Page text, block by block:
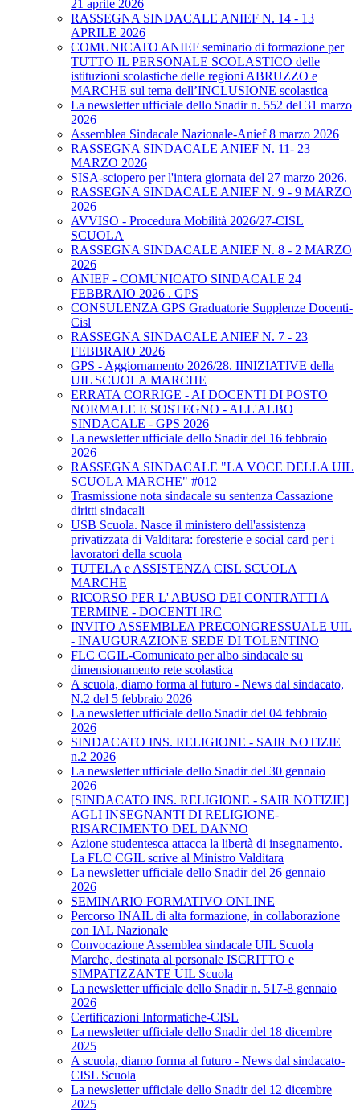
21 aprile 2026
RASSEGNA SINDACALE ANIEF N. 14 - 13
APRILE 2026
COMUNICATO ANIEF seminario di formazione per
TUTTO IL PERSONALE SCOLASTICO delle
istituzioni scolastiche delle regioni ABRUZZO e
MARCHE sul tema dell’INCLUSIONE scolastica
La newsletter ufficiale dello Snadir n. 552 del 31 marzo
2026
Assemblea Sindacale Nazionale-Anief 8 marzo 2026
RASSEGNA SINDACALE ANIEF N. 11- 23
MARZO 2026
SISA-sciopero per l'intera giornata del 27 marzo 2026.
RASSEGNA SINDACALE ANIEF N. 9 - 9 MARZO
2026
AVVISO - Procedura Mobilità 2026/27-CISL
SCUOLA
RASSEGNA SINDACALE ANIEF N. 8 - 2 MARZO
2026
ANIEF - COMUNICATO SINDACALE 24
FEBBRAIO 2026 . GPS
CONSULENZA GPS Graduatorie Supplenze Docenti-
Cisl
RASSEGNA SINDACALE ANIEF N. 7 - 23
FEBBRAIO 2026
GPS - Aggiornamento 2026/28. IINIZIATIVE della
UIL SCUOLA MARCHE
ERRATA CORRIGE - AI DOCENTI DI POSTO
NORMALE E SOSTEGNO - ALL'ALBO
SINDACALE - GPS 2026
La newsletter ufficiale dello Snadir del 16 febbraio
2026
RASSEGNA SINDACALE "LA VOCE DELLA UIL
SCUOLA MARCHE" #012
Trasmissione nota sindacale su sentenza Cassazione
diritti sindacali
USB Scuola. Nasce il ministero dell'assistenza
privatizzata di Valditara: foresterie e social card per i
lavoratori della scuola
TUTELA e ASSISTENZA CISL SCUOLA
MARCHE
RICORSO PER L' ABUSO DEI CONTRATTI A
TERMINE - DOCENTI IRC
INVITO ASSEMBLEA PRECONGRESSUALE UIL
- INAUGURAZIONE SEDE DI TOLENTINO
FLC CGIL-Comunicato per albo sindacale su
dimensionamento rete scolastica
A scuola, diamo forma al futuro - News dal sindacato,
N.2 del 5 febbraio 2026
La newsletter ufficiale dello Snadir del 04 febbraio
2026
SINDACATO INS. RELIGIONE - SAIR NOTIZIE
n.2 2026
La newsletter ufficiale dello Snadir del 30 gennaio
2026
[SINDACATO INS. RELIGIONE - SAIR NOTIZIE]
AGLI INSEGNANTI DI RELIGIONE-
RISARCIMENTO DEL DANNO
Azione studentesca attacca la libertà di insegnamento.
La FLC CGIL scrive al Ministro Valditara
La newsletter ufficiale dello Snadir del 26 gennaio
2026
SEMINARIO FORMATIVO ONLINE
Percorso INAIL di alta formazione, in collaborazione
con IAL Nazionale
Convocazione Assemblea sindacale UIL Scuola
Marche, destinata al personale ISCRITTO e
SIMPATIZZANTE UIL Scuola
La newsletter ufficiale dello Snadir n. 517-8 gennaio
2026
Certificazioni Informatiche-CISL
La newsletter ufficiale dello Snadir del 18 dicembre
2025
A scuola, diamo forma al futuro - News dal sindacato-
CISL Scuola
La newsletter ufficiale dello Snadir del 12 dicembre
2025